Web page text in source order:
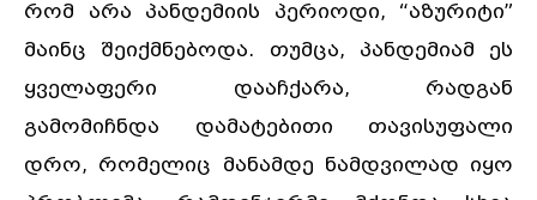
რომ არა პანდემიის პერიოდი, “აზურიტი”
მაინც შეიქმნებოდა. თუმცა, პანდემიამ ეს
ყველაფერი დააჩქარა, რადგან
გამომიჩნდა დამატებითი თავისუფალი
დრო, რომელიც მანამდე ნამდვილად იყო